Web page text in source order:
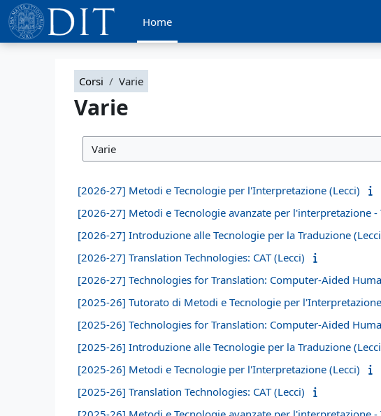
Vai al contenuto principale
Home
Corsi Varie
Varie
Categorie di corso
[2026-27] Metodi e Tecnologie per l'Interpretazione (Lecci)
[2026-27] Metodi e Tecnologie avanzate per l'interpretazione
[2026-27] Introduzione alle Tecnologie per la Traduzione
[2026-27] Translation Technologies: CAT (Lecci)
[2026-27] Technologies for Translation: Computer-Aided
[2025-26] Tutorato di Metodi e Tecnologie per
[2025-26] Technologies for Translation: Computer-Aided
[2025-26] Introduzione alle Tecnologie per la Traduzione
[2025-26] Metodi e Tecnologie per l'Interpretazione (Lecci)
[2025-26] Translation Technologies: CAT (Lecci)